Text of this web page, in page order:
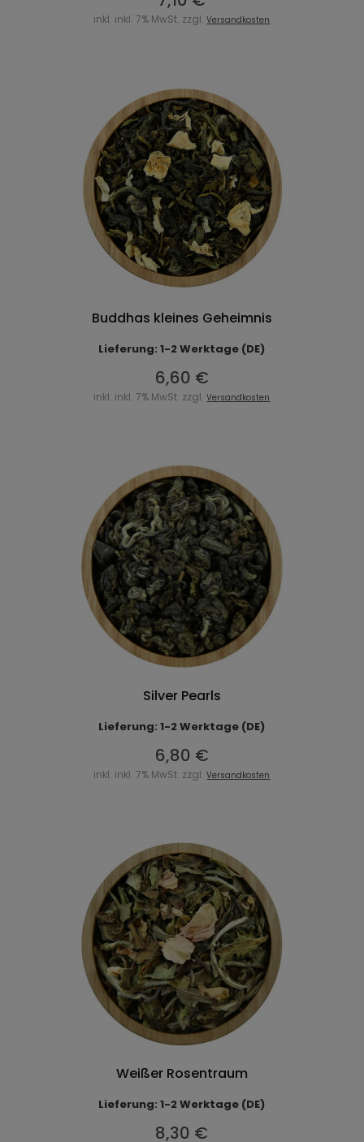
inkl. inkl. 7% MwSt. zzgl.Versandkosten
Buddhas kleines Geheimnis
Lieferung: 1-2 Werktage (DE)
6,60 €
inkl. inkl. 7% MwSt. zzgl.Versandkosten
Silver Pearls
Lieferung: 1-2 Werktage (DE)
6,80 €
inkl. inkl. 7% MwSt. zzgl.Versandkosten
Weißer Rosentraum
Lieferung: 1-2 Werktage (DE)
8,30 €